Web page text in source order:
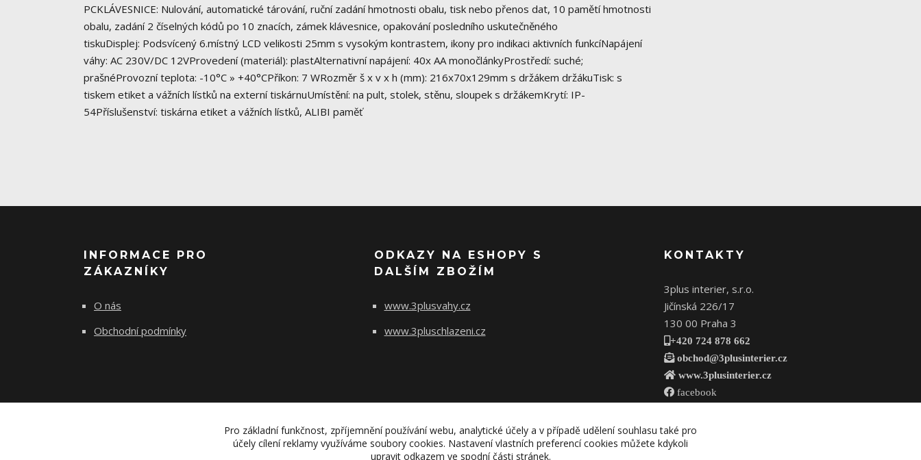
PCKLÁVESNICE: Nulování, automatické tárování, ruční zadání hmotnosti obalu, tisk nebo přenos dat, 10 pamětí hmotnosti
obalu, zadání 2 číselných kódů po 10 znacích, zámek klávesnice, opakování posledního uskutečněného
tiskuDisplej: Podsvícený 6.místný LCD velikosti 25mm s vysokým kontrastem, ikony pro indikaci aktivních funkcíNapájení
váhy: AC 230V/DC 12VProvedení (materiál): plastAlternativní napájení: 40x AA monočlánkyProstředí: suché;
prašnéProvozní teplota: -10°C » +40°CPříkon: 7 WRozměr š x v x h (mm): 216x70x129mm s držákem držákuTisk: s
tiskem etiket a vážních lístků na externí tiskárnuUmístění: na pult, stolek, stěnu, sloupek s držákemKrytí: IP-
54Příslušenství: tiskárna etiket a vážních lístků, ALIBI paměť
INFORMACE PRO
ZÁKAZNÍKY
O nás
Obchodní podmínky
ODKAZY NA ESHOPY S
DALŠÍM ZBOŽÍM
www.3plusvahy.cz
www.3pluschlazeni.cz
KONTAKTY
3plus interier, s.r.o.
Jičínská 226/17
130 00 Praha 3
+420 724 878 662
obchod@3plusinterier.cz
www.3plusinterier.cz
facebook
Pro základní funkčnost, zpříjemnění používání webu, analytické účely a v případě udělení souhlasu také pro
účely cílení reklamy využíváme soubory cookies. Nastavení vlastních preferencí cookies můžete kdykoli
upravit odkazem ve spodní části stránek.